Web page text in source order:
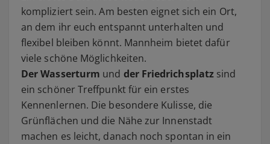
kompliziert sein. Am besten eignet sich ein Ort,
an dem ihr euch entspannt unterhalten und
flexibel bleiben könnt. Mannheim bietet dafür
viele schöne Möglichkeiten.
Der Wasserturm und der Friedrichsplatz sind
ein schöner Treffpunkt für ein erstes
Kennenlernen. Die besondere Kulisse, die
Grünflächen und die Nähe zur Innenstadt
machen es leicht, danach noch spontan in ein